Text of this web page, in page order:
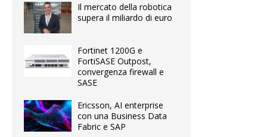
Il mercato della robotica
supera il miliardo di euro
Fortinet 1200G e
FortiSASE Outpost,
convergenza firewall e
SASE
Ericsson, AI enterprise
con una Business Data
Fabric e SAP